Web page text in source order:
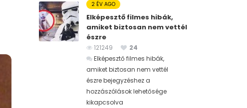
2 ÉV AGO
Elképesztő filmes hibák,
amiket biztosan nem vettél
észre
121249
24
Elképesztő filmes hibák,
amiket biztosan nem vettél
észre bejegyzéshez a
hozzászólások lehetősége
kikapcsolva